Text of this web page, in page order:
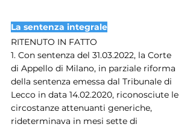
La sentenza integrale
RITENUTO IN FATTO
1. Con sentenza del 31.03.2022, la Corte
di Appello di Milano, in parziale riforma
della sentenza emessa dal Tribunale di
Lecco in data 14.02.2020, riconosciute le
circostanze attenuanti generiche,
rideterminava in mesi sette di